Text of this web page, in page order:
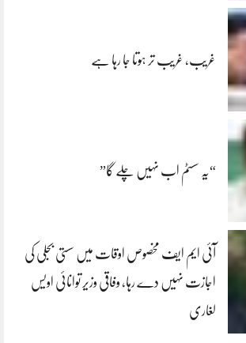
غریب، غریب تر ہوتا جا رہا ہے
“یہ سسٹم اب نہیں چلے گا”
آئی ایم ایف مخصوص اوقات میں سستی بجلی کی
اجازت نہیں دے رہا، وفاقی وزیر توانائی اویس
لغاری